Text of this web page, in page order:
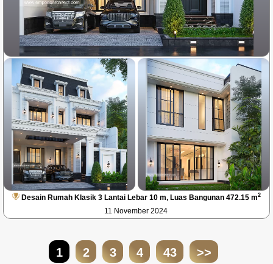
Desain Rumah Klasik 3 Lantai Lebar 10 m, Luas Bangunan 472.15 m2
11 November 2024
1 2 3 4 43 >>